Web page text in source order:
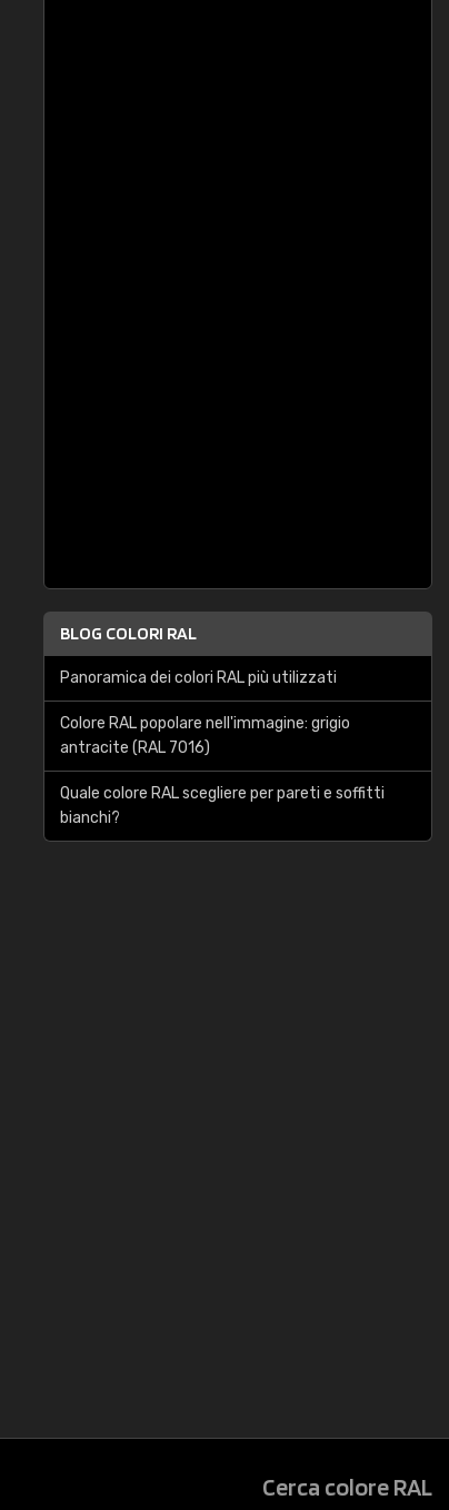
BLOG COLORI RAL
Panoramica dei colori RAL più utilizzati
Colore RAL popolare nell'immagine: grigio
antracite (RAL 7016)
Quale colore RAL scegliere per pareti e soffitti
bianchi?
Cerca colore RAL